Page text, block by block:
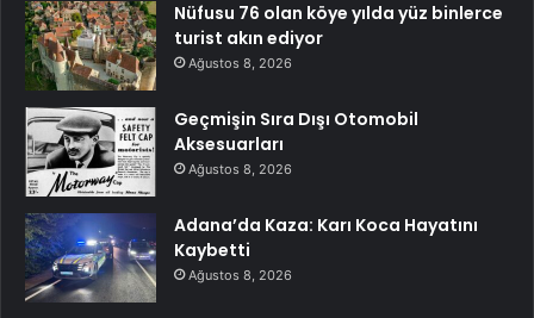
Nüfusu 76 olan köye yılda yüz binlerce
turist akın ediyor
Ağustos 8, 2026
Geçmişin Sıra Dışı Otomobil
Aksesuarları
Ağustos 8, 2026
Adana’da Kaza: Karı Koca Hayatını
Kaybetti
Ağustos 8, 2026